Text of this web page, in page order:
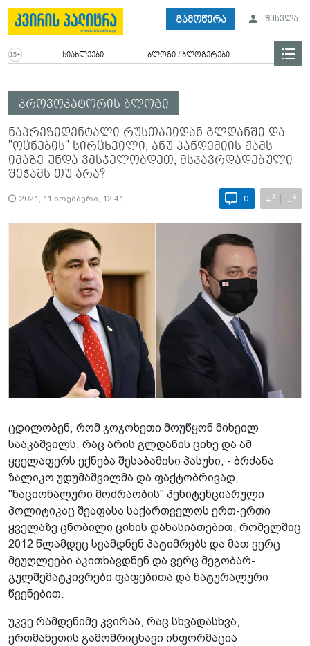
გამოწერა შესვლა
სიახლეები ბლოგი / ბლოგერები
პროვოკატორის ბლოგი
ნაპრეზიდენტალი რუსთავიდან გლდანში და
"ოცნების" სირცხვილი, ანუ პანდემიის ჟამს
იმაზე უნდა ვმსჯელობდეთ, მსჯავრდადებული
შეჭამს თუ არა?
2021, 11 ნოემბერი, 12:41 0 +A −A
ცდილობენ, რომ ჯოჯოხეთი მოუწყონ მიხეილ
სააკაშვილს, რაც არის გლდანის ციხე და ამ
ყველაფერს ექნება შესაბამისი პასუხი, - ბრძანა
ზალიკო უდუმაშვილმა და ფაქტობრივად,
"ნაციონალური მოძრაობის" პენიტენციარული
პოლიტიკაც შეაფასა საქართველოს ერთ-ერთი
ყველაზე ცნობილი ციხის დახასიათებით, რომელშიც
2012 წლამდეც სვამდნენ პატიმრებს და მათ ვერც
მეუღლეები აკითხავდნენ და ვერც მეგობარ-
გულშემატკივრები ფაფებითა და ნატურალური
წვენებით.
უკვე რამდენიმე კვირაა, რაც სხვადასხვა,
ერთმანეთის გამომრიცხავი ინფორმაცია